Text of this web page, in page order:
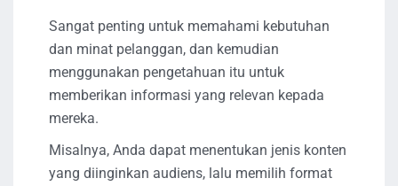
Sangat penting untuk memahami kebutuhan
dan minat pelanggan, dan kemudian
menggunakan pengetahuan itu untuk
memberikan informasi yang relevan kepada
mereka.
Misalnya, Anda dapat menentukan jenis konten
yang diinginkan audiens, lalu memilih format